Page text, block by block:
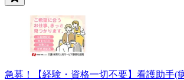
急募！【経験・資格一切不要】看護助手(